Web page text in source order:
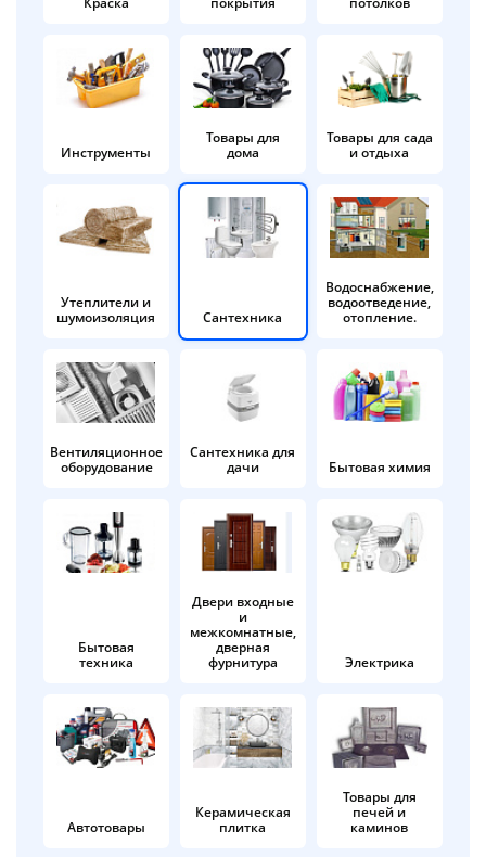
Инструменты
Товары для
дома
Товары для сада
и отдыха
Утеплители и
шумоизоляция
Сантехника
Водоснабжение,
водоотведение,
отопление.
Вентиляционное
оборудование
Сантехника для
дачи
Бытовая химия
Бытовая
техника
Двери входные
и
межкомнатные,
дверная
фурнитура
Электрика
Автотовары
Керамическая
плитка
Товары для
печей и
каминов
в корзину
Оплачивайте сегодня только
25% картой любого банка
Получайте товар
выбранный способом
Оставшиеся
% будут
по25%каждые 2 недели
Подробнее
об оплате Плайтом
раз в 2
недели
Остались вопросы?
8 800 302-02-51
plait.ru